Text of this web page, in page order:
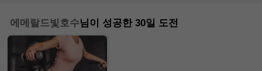
에메랄드빛호수님이 성공한 30일 도전